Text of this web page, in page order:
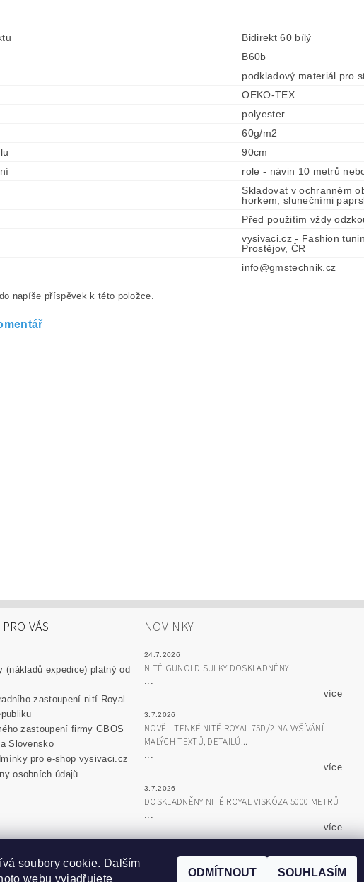
Bidirekt 60 bílý
B60b
podkladový materiál pro
OEKO-TEX
polyester
60g/m2
90cm
role - návin 10 metrů
Skladovat v ochranném
horkem, slunečními
Před použitím vždy
vysivaci.cz - Fashion
Prostějov, ČR
info@gmstechnik.cz
napíše příspěvek k této položce.
VÁS
(nákladů expedice) platný od
zastoupení nití Royal
zastoupení firmy GBOS
a Slovensko
pro e-shop vysivaci.cz
osobních údajů
NOVINKY
24.7.2026
NITĚ GUNOLD SULKY DOSKLADNĚNY
více
3.7.2026
NOVĚ - TENKÉ NITĚ ROYAL 75D/2 NA VYŠÍVÁNÍ
MALÝCH TEXTŮ, DETAILŮ...
více
3.7.2026
DOSKLADNĚNY NITĚ ROYAL VISKÓZA 5000 METRŮ
více
ZOBRAZIT VÍCE
soubory cookie. Dalším
webu vyjadřujete
ODMÍTNOUT SOUHLASÍM